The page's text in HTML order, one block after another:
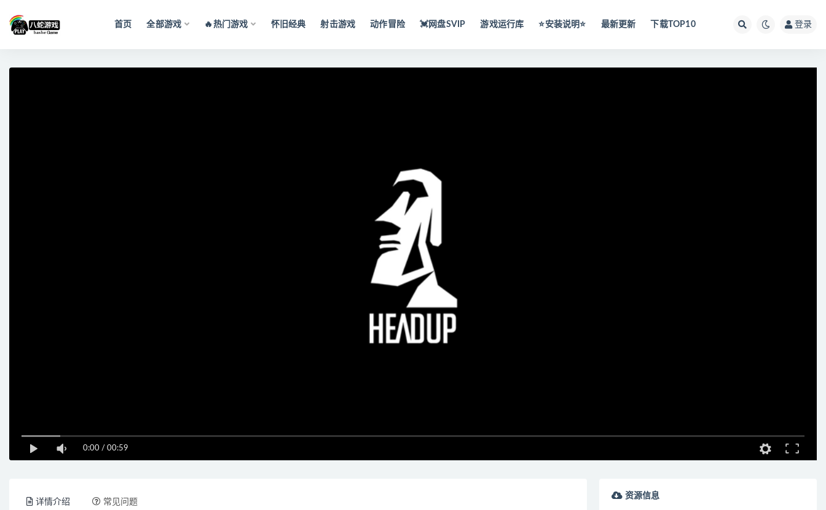
首页 全部游戏 🔥热门游戏 怀旧经典 射击游戏 动作冒险 💓网盘SVIP 游戏运行库 ⭐️安装说明⭐️ 最新更新 下载TOP10 登录
0:00 / 00:59
详情介绍 常见问题
资源信息